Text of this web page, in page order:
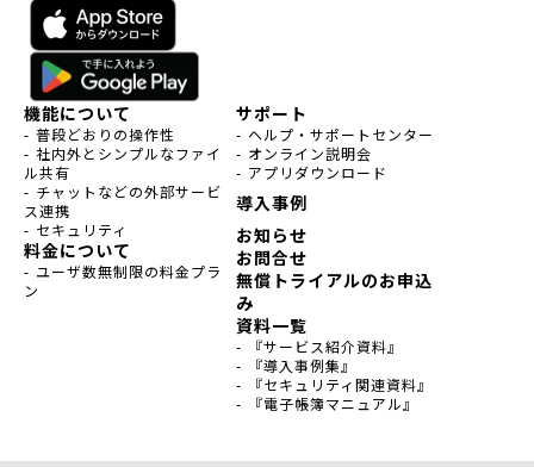
機能について
- 普段どおりの操作性
- 社内外とシンプルなファイ
ル共有
- チャットなどの外部サービ
ス連携
- セキュリティ
料金について
- ユーザ数無制限の料金プラ
ン
サポート
- ヘルプ・サポートセンター
- オンライン説明会
- アプリダウンロード
導入事例
お知らせ
お問合せ
無償トライアルのお申込
み
資料一覧
- 『サービス紹介資料』
- 『導入事例集』
- 『セキュリティ関連資料』
- 『電子帳簿マニュアル』